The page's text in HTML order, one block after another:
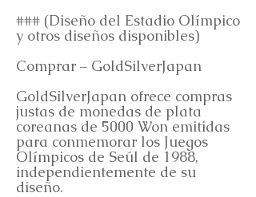
### (Diseño del Estadio Olímpico
y otros diseños disponibles)
Comprar – GoldSilverJapan
GoldSilverJapan ofrece compras
justas de monedas de plata
coreanas de 5000 Won emitidas
para conmemorar los Juegos
Olímpicos de Seúl de 1988,
independientemente de su
diseño.